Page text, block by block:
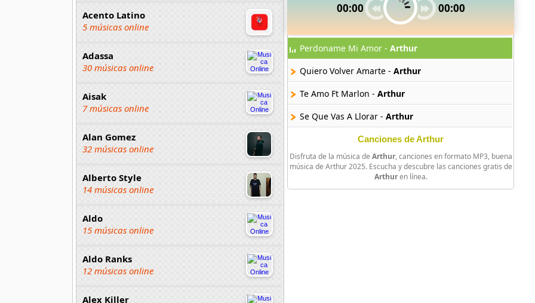
Acento Latino
5 músicas online
Adassa
30 músicas online
Aisak
7 músicas online
Alan Gomez
32 músicas online
Alberto Style
14 músicas online
Aldo
15 músicas online
Aldo Ranks
12 músicas online
Alex Killer
00:00 00:00
Perdoname Mi Amor - Arthur
Quiero Volver Amarte - Arthur
Te Amo Ft Marlon - Arthur
Se Que Vas A Llorar - Arthur
Canciones de Arthur
Disfruta de la música de Arthur, canciones en formato MP3, buena
música de Arthur 2025. Escucha y descubre las canciones gratis de
Arthuren línea.